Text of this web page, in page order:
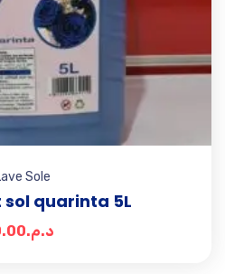
Sole
quarinta 5L
د.م.